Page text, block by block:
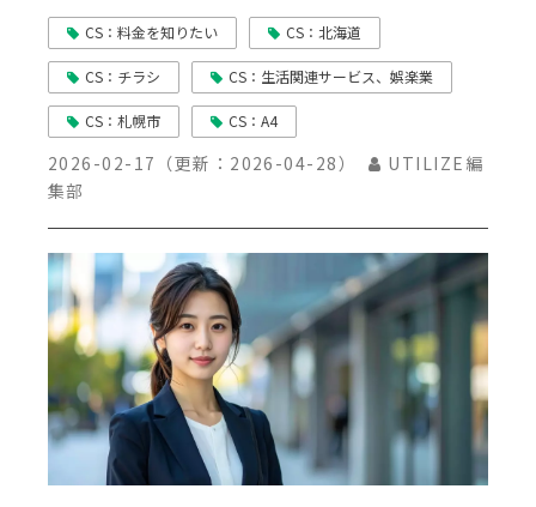
CS：料金を知りたい CS：北海道
CS：チラシ CS：生活関連サービス、娯楽業
CS：札幌市 CS：A4
2026-02-17 （更新： 2026-04-28）
UTILIZE編
集部